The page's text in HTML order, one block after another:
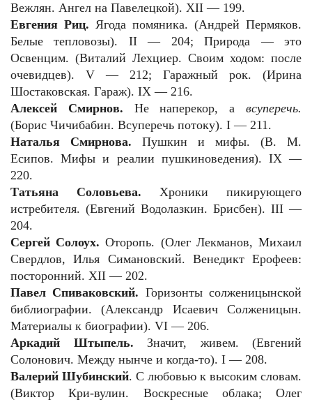
Вежлян. Ангел на Павелецкой). XII — 199.
Евгения Риц. Ягода помяника. (Андрей Пермяков.
Белые тепловозы). II — 204; Природа — это
Освенцим. (Виталий Лехциер. Своим ходом: после
очевидцев). V — 212; Гаражный рок. (Ирина
Шостаковская. Гараж). IX — 216.
Алексей Смирнов. Не наперекор, авсуперечь.
(Борис Чичибабин. Всуперечь потоку). I — 211.
Наталья Смирнова. Пушкин и мифы. (В. М.
Есипов. Мифы и реалии пушкиноведения). IX —
220.
Татьяна Соловьева. Хроники пикирующего
истребителя. (Евгений Водолазкин. Брисбен). III —
204.
Сергей Солоух.Оторопь. (Олег Лекманов, Михаил
Свердлов, Илья Симановский. Венедикт Ерофеев:
посторонний. XII — 202.
Павел Спиваковский. Горизонты солженицынской
библиографии. (Александр Исаевич Солженицын.
Материалы к биографии). VI — 206.
Аркадий Штыпель. Значит, живем. (Евгений
Солонович. Между нынче и когда-то). I — 208.
Валерий Шубинский. С любовью к высоким словам.
(Виктор Кри-вулин. Воскресные облака; Олег